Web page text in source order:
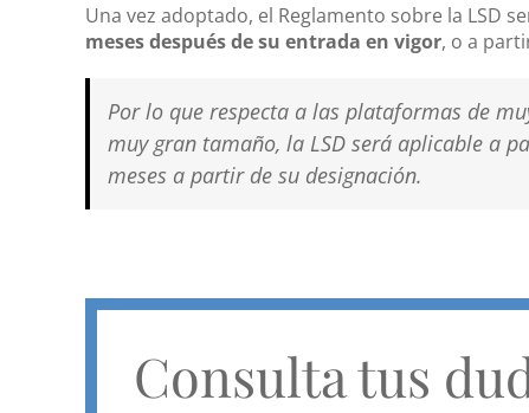
Una vez adoptado, el Reglamento sobre la LSD
meses después de su entrada en vigor, o a
Por lo que respecta a las plataformas de
muy gran tamaño, la LSD será aplicable a
meses a partir de su designación.
Consulta tus